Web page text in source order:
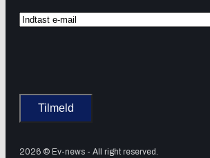
2026 © Ev-news - All right reserved.